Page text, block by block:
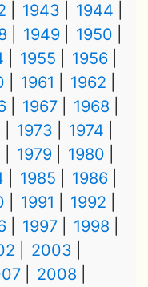
1943
1944
1949
1950
1955
1956
1961
1962
1967
1968
1973
1974
1979
1980
1985
1986
1991
1992
1997
1998
2003
2008